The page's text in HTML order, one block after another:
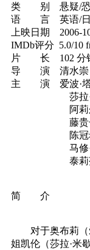
类 别 悬疑/恐
语 言 英语/日
上映日期 2006-
IMDb评分 5.0/10
片 长 102 分钟/
导 演 清水崇
主 演 爱波·塔
莎拉·米歇尔
阿莉尔·凯
藤贵子
陈冠希
马修·奈特
泰莉莎·帕
简 介
对于奥布莉（爱
姐凯伦（莎拉·米